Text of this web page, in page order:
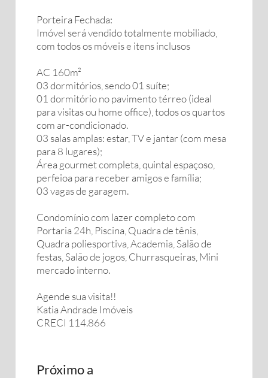
Porteira Fechada:
Imóvel será vendido totalmente mobiliado,
com todos os móveis e itens inclusos
AC 160m²
03 dormitórios, sendo 01 suíte;
01 dormitório no pavimento térreo (ideal
para visitas ou home office), todos os quartos
com ar-condicionado.
03 salas amplas: estar, TV e jantar (com mesa
para 8 lugares);
Área gourmet completa, quintal espaçoso,
perfeioa para receber amigos e família;
03 vagas de garagem.
Condomínio com lazer completo com
Portaria 24h, Piscina, Quadra de tênis,
Quadra poliesportiva, Academia, Salão de
festas, Salão de jogos, Churrasqueiras, Mini
mercado interno.
Agende sua visita!!
Katia Andrade Imóveis
CRECI 114.866
Próximo a